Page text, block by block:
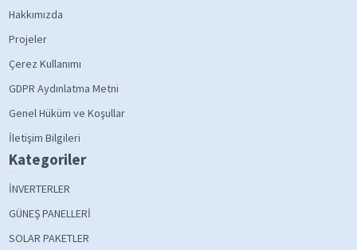
Hakkımızda
Projeler
Çerez Kullanımı
GDPR Aydınlatma Metni
Genel Hüküm ve Koşullar
İletişim Bilgileri
Kategoriler
İNVERTERLER
GÜNEŞ PANELLERİ
SOLAR PAKETLER